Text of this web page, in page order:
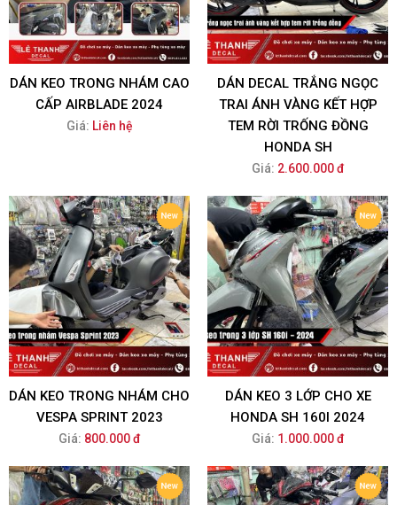
DÁN KEO TRONG NHÁM CAO
CẤP AIRBLADE 2024
Giá: Liên hệ
DÁN DECAL TRẮNG NGỌC
TRAI ÁNH VÀNG KẾT HỢP
TEM RỜI TRỐNG ĐỒNG
HONDA SH
Giá: 2.600.000 đ
DÁN KEO TRONG NHÁM CHO
VESPA SPRINT 2023
Giá: 800.000 đ
DÁN KEO 3 LỚP CHO XE
HONDA SH 160I 2024
Giá: 1.000.000 đ